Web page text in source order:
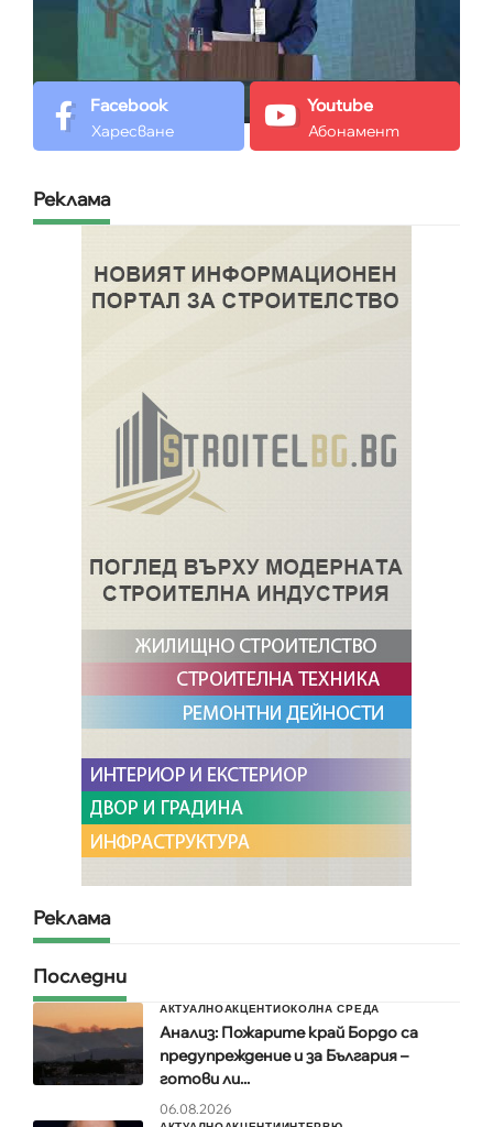
Facebook
Харесване
Youtube
Абонамент
Реклама
Реклама
Последни
АКТУАЛНОАКЦЕНТИОКОЛНА СРЕДА
Анализ: Пожарите край Бордо са
предупреждение и за България –
готови ли...
06.08.2026